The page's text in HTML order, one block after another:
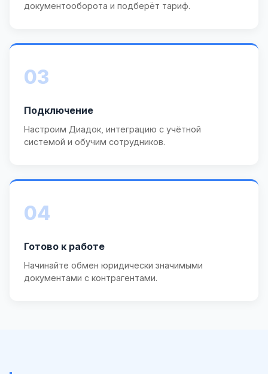
документооборота и подберёт тариф.
03
Подключение
Настроим Диадок, интеграцию с учётной
системой и обучим сотрудников.
04
Готово к работе
Начинайте обмен юридически значимыми
документами с контрагентами.